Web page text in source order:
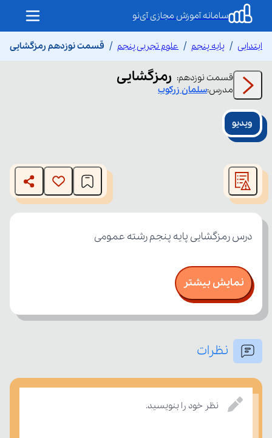
سامانه آموزش مجازی آی‌نو
ابتدایی پایه پنجم علوم تجربی پنجم قسمت نوزدهم رمزگشایی
قسمت نوزدهم: رمزگشایی
مدرس:سلمان زرکوب
ویدیو
modal
window.
The media could not be loaded, either because the server
or network failed or because the format is not supported.
درس رمزگشایی پایه پنجم رشته عمومی
نمایش بیشتر
نظرات
نظر خود را بنویسید.